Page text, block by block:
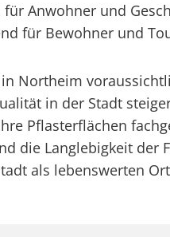
Anwohner und
für Bewohner und
Northeim
in der Stadt
Pflasterflächen
die Langlebigkeit
als lebenswerten